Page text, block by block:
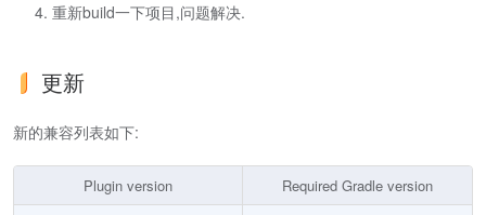
重新build一下项目,问题解决.
更新
新的兼容列表如下:
Plugin version
Required Gradle version